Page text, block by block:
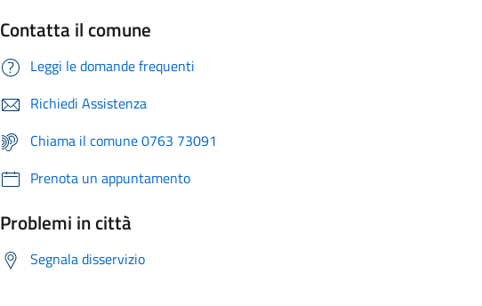
Contatta il comune
Leggi le domande frequenti
Richiedi Assistenza
Chiama il comune 0763 73091
Prenota un appuntamento
Problemi in città
Segnala disservizio